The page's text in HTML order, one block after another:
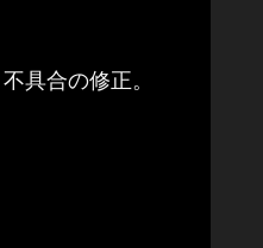
具合の修正。